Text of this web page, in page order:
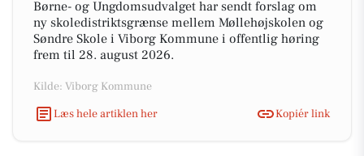
Børne- og Ungdomsudvalget har sendt forslag om
ny skoledistriktsgrænse mellem Møllehøjskolen og
Søndre Skole i Viborg Kommune i offentlig høring
frem til 28. august 2026.
Kilde: Viborg Kommune
Læs hele artiklen her
Kopiér link